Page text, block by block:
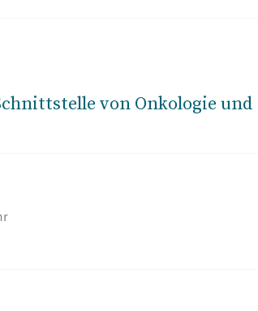
von Onkologie und